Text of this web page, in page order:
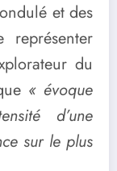
et des
du
« évoque
d’une
sur le plus